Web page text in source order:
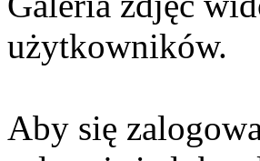
użytkowników.
Aby się